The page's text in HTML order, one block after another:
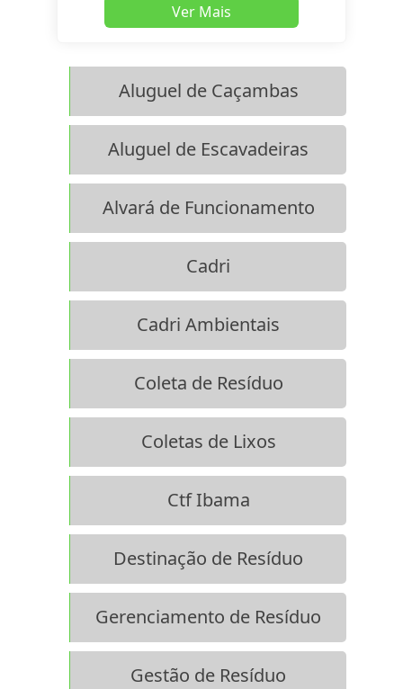
Ver Mais
Aluguel de Caçambas
Aluguel de Escavadeiras
Alvará de Funcionamento
Cadri
Cadri Ambientais
Coleta de Resíduo
Coletas de Lixos
Ctf Ibama
Destinação de Resíduo
Gerenciamento de Resíduo
Gestão de Resíduo